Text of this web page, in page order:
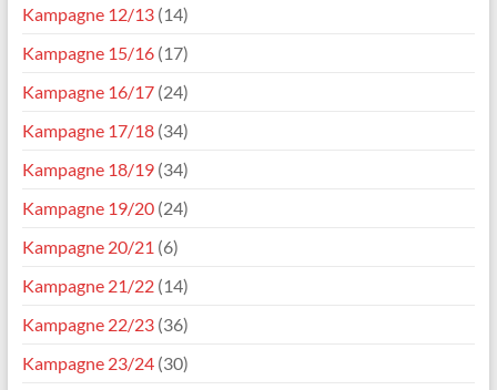
Kampagne 12/13(14)
Kampagne 15/16(17)
Kampagne 16/17(24)
Kampagne 17/18(34)
Kampagne 18/19(34)
Kampagne 19/20(24)
Kampagne 20/21 (6)
Kampagne 21/22(14)
Kampagne 22/23(36)
Kampagne 23/24(30)